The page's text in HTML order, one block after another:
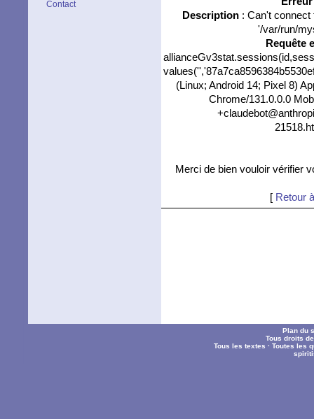
Contact
Description: Can't connect
'/var/run/
Requête
(Linux; Android 14; Pixel 8)
Chrome/131.0.0.0
Merci de bien vouloir vérifier
[ Retour
Plan du
Tous droits
Tous les textes ·Toutes les